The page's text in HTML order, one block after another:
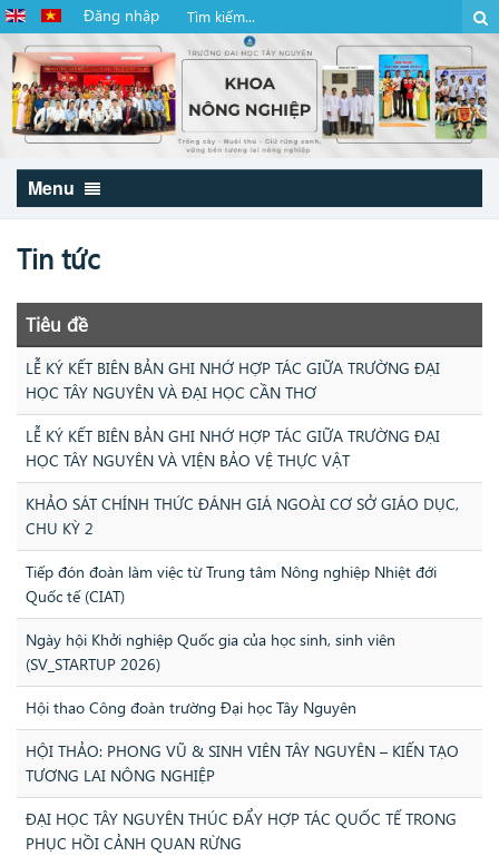
Đăng nhập
Menu
Tin tức
Tiêu đề
LỄ KÝ KẾT BIÊN BẢN GHI NHỚ HỢP TÁC GIỮA TRƯỜNG ĐẠI
HỌC TÂY NGUYÊN VÀ ĐẠI HỌC CẦN THƠ
LỄ KÝ KẾT BIÊN BẢN GHI NHỚ HỢP TÁC GIỮA TRƯỜNG ĐẠI
HỌC TÂY NGUYÊN VÀ VIỆN BẢO VỆ THỰC VẬT
KHẢO SÁT CHÍNH THỨC ĐÁNH GIÁ NGOÀI CƠ SỞ GIÁO DỤC,
CHU KỲ 2
Tiếp đón đoàn làm việc từ Trung tâm Nông nghiệp Nhiệt đới
Quốc tế (CIAT)
Ngày hội Khởi nghiệp Quốc gia của học sinh, sinh viên
(SV_STARTUP 2026)
Hội thao Công đoàn trường Đại học Tây Nguyên
HỘI THẢO: PHONG VŨ & SINH VIÊN TÂY NGUYÊN – KIẾN TẠO
TƯƠNG LAI NÔNG NGHIỆP
ĐẠI HỌC TÂY NGUYÊN THÚC ĐẨY HỢP TÁC QUỐC TẾ TRONG
PHỤC HỒI CẢNH QUAN RỪNG